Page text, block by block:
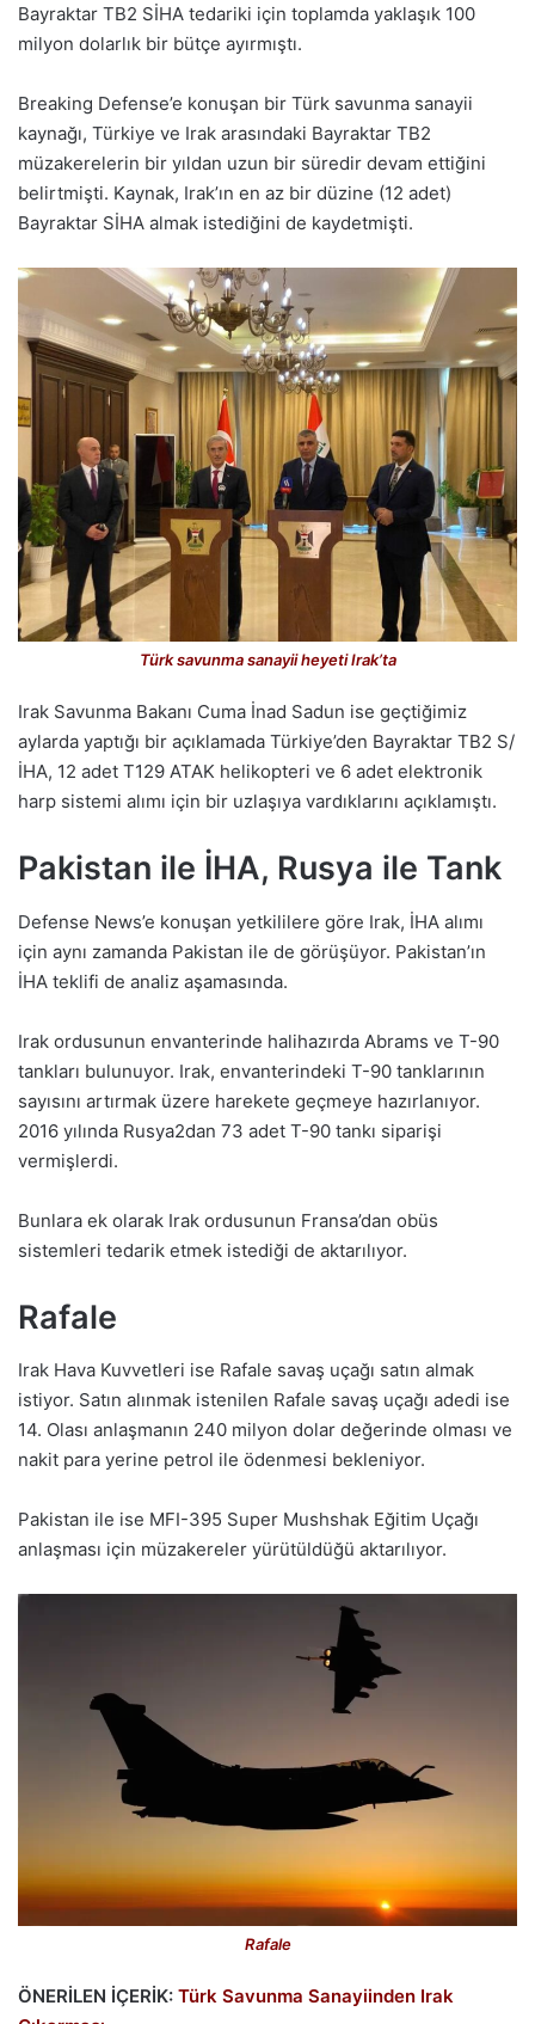
Bayraktar TB2 SİHA tedariki için toplamda yaklaşık 100
milyon dolarlık bir bütçe ayırmıştı.
Breaking Defense’e konuşan bir Türk savunma sanayii
kaynağı, Türkiye ve Irak arasındaki Bayraktar TB2
müzakerelerin bir yıldan uzun bir süredir devam ettiğini
belirtmişti. Kaynak, Irak’ın en az bir düzine (12 adet)
Bayraktar SİHA almak istediğini de kaydetmişti.
Türk savunma sanayii heyeti Irak’ta
Irak Savunma Bakanı Cuma İnad Sadun ise geçtiğimiz
aylarda yaptığı bir açıklamada Türkiye’den Bayraktar TB2 S/
İHA, 12 adet T129 ATAK helikopteri ve 6 adet elektronik
harp sistemi alımı için bir uzlaşıya vardıklarını açıklamıştı.
Pakistan ile İHA, Rusya ile Tank
Defense News’e konuşan yetkililere göre Irak, İHA alımı
için aynı zamanda Pakistan ile de görüşüyor. Pakistan’ın
İHA teklifi de analiz aşamasında.
Irak ordusunun envanterinde halihazırda Abrams ve T-90
tankları bulunuyor. Irak, envanterindeki T-90 tanklarının
sayısını artırmak üzere harekete geçmeye hazırlanıyor.
2016 yılında Rusya2dan 73 adet T-90 tankı siparişi
vermişlerdi.
Bunlara ek olarak Irak ordusunun Fransa’dan obüs
sistemleri tedarik etmek istediği de aktarılıyor.
Rafale
Irak Hava Kuvvetleri ise Rafale savaş uçağı satın almak
istiyor. Satın alınmak istenilen Rafale savaş uçağı adedi ise
14. Olası anlaşmanın 240 milyon dolar değerinde olması ve
nakit para yerine petrol ile ödenmesi bekleniyor.
Pakistan ile ise MFI-395 Super Mushshak Eğitim Uçağı
anlaşması için müzakereler yürütüldüğü aktarılıyor.
Rafale
ÖNERİLEN İÇERİK: Türk Savunma Sanayiinden Irak